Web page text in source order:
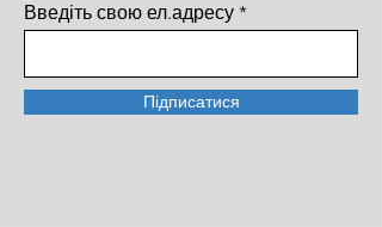
Введіть свою ел.адресу
Підписатися